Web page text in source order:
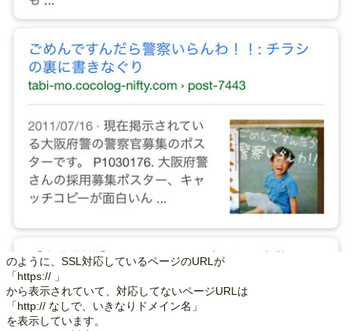
のように、SSL対応しているページのURLが
「https:// 」
から表示されていて、対応してないページURLは
「http:// なしで、いきなりドメイン名」
を表示しています。